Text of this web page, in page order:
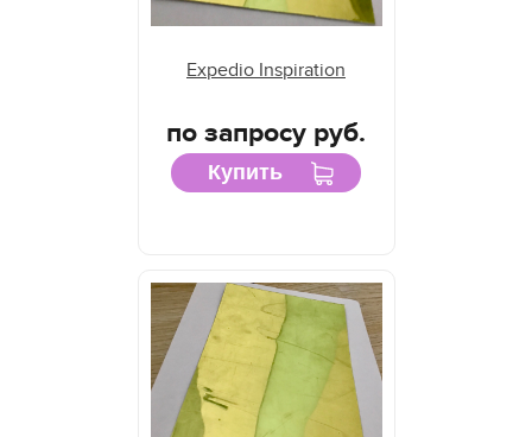
Expedio Inspiration
по запросу руб.
Купить